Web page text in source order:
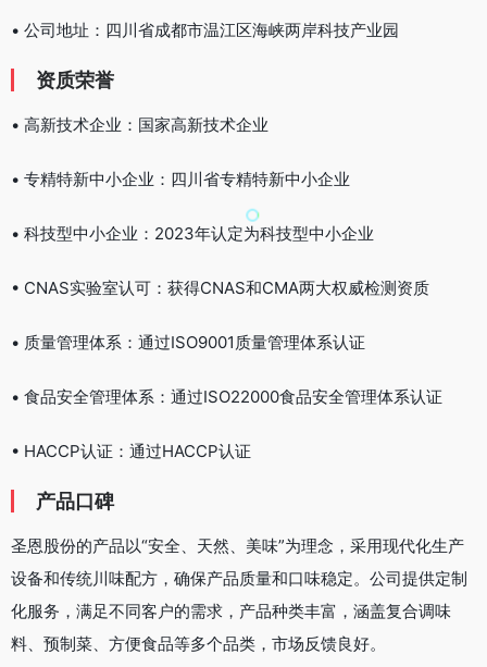
• 公司地址：四川省成都市温江区海峡两岸科技产业园
资质荣誉
• 高新技术企业：国家高新技术企业
• 专精特新中小企业：四川省专精特新中小企业
• 科技型中小企业：2023年认定为科技型中小企业
• CNAS实验室认可：获得CNAS和CMA两大权威检测资质
• 质量管理体系：通过ISO9001质量管理体系认证
• 食品安全管理体系：通过ISO22000食品安全管理体系认证
• HACCP认证：通过HACCP认证
产品口碑
圣恩股份的产品以“安全、天然、美味”为理念，采用现代化生产
设备和传统川味配方，确保产品质量和口味稳定。公司提供定制
化服务，满足不同客户的需求，产品种类丰富，涵盖复合调味
料、预制菜、方便食品等多个品类，市场反馈良好。